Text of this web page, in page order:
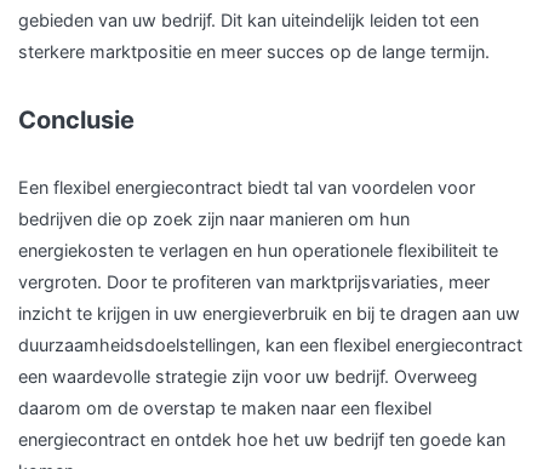
gebieden van uw bedrijf. Dit kan uiteindelijk leiden tot een
sterkere marktpositie en meer succes op de lange termijn.
Conclusie
Een flexibel energiecontract biedt tal van voordelen voor
bedrijven die op zoek zijn naar manieren om hun
energiekosten te verlagen en hun operationele flexibiliteit te
vergroten. Door te profiteren van marktprijsvariaties, meer
inzicht te krijgen in uw energieverbruik en bij te dragen aan uw
duurzaamheidsdoelstellingen, kan een flexibel energiecontract
een waardevolle strategie zijn voor uw bedrijf. Overweeg
daarom om de overstap te maken naar een flexibel
energiecontract en ontdek hoe het uw bedrijf ten goede kan